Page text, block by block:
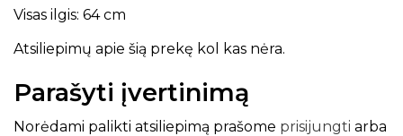
Visas ilgis: 64 cm
Atsiliepimų apie šią prekę kol kas nėra.
Parašyti įvertinimą
Norėdami palikti atsiliepimą prašome prisijungti arba